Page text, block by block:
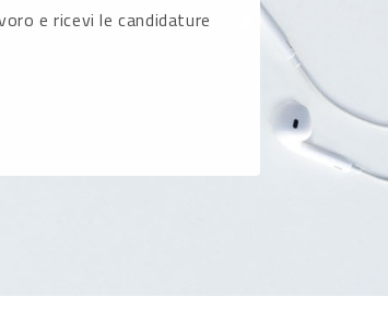
e ricevi le candidature